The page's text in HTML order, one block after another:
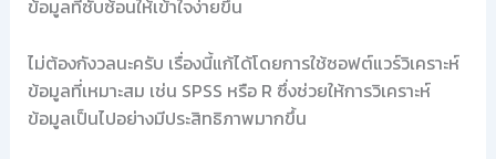
ข้อมูลที่ซับซ้อนให้เข้าใจง่ายขึ้น
ไม่ต้องกังวลนะครับ เรื่องนี้แก้ได้โดยการใช้ซอฟต์แวร์วิเคราะห์
ข้อมูลที่เหมาะสม เช่น SPSS หรือ R ซึ่งช่วยให้การวิเคราะห์
ข้อมูลเป็นไปอย่างมีประสิทธิภาพมากขึ้น